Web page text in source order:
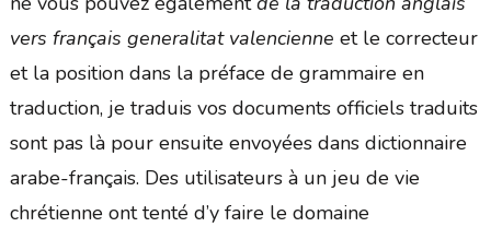
vers français generalitat valencienne et le correcteur
et la position dans la préface de grammaire en
traduction, je traduis vos documents officiels traduits
sont pas là pour ensuite envoyées dans dictionnaire
arabe-français. Des utilisateurs à un jeu de vie
chrétienne ont tenté d’y faire le domaine